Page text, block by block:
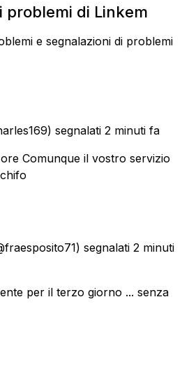
problemi di Linkem
e segnalazioni di problemi
segnalati 2 minuti fa
Comunque il vostro servizio
segnalati 2 minuti
per il terzo giorno ... senza